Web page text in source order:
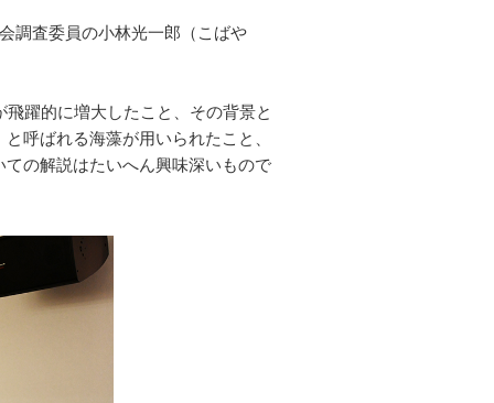
調査委員の小林光一郎（こばや
躍的に増大したこと、その背景と
呼ばれる海藻が用いられたこと、
の解説はたいへん興味深いもので